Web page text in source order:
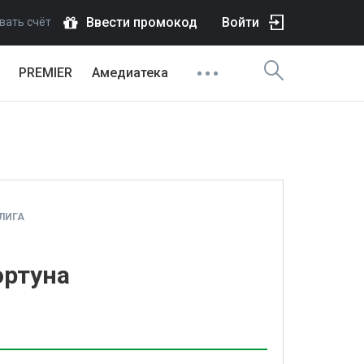
счёт Ввести промокод Войти
PREMIER Амедиатека